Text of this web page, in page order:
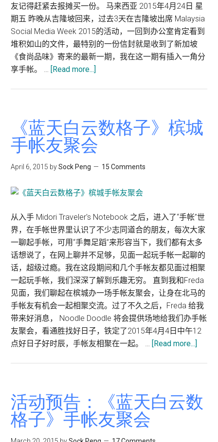
能
成
名？
分
钟
友记得赶紧去报摊买一份。 马来西亚 2015年4月24日 星
期五 昨晚从吉隆坡回来，过去3天在吉隆坡出席 Malaysia
Social Media Week 2015的活动，一回到办公室肯定看到
堆积如山的文件，最特别的一份信封就是收到了新加坡
《食尚品味》寄来的最新一期，我在这一期有插入一角分
享手帐。 … [Read more...]
《食
尚
品
蓝
白
下-
将
短
途
小
旅
行
装
进
手
帐
《蓝天白云数格子》槟城
手帐友聚会
April 6, 2015 bySock Peng 15 Comments
从入手 Midori Traveler's Notebook 之后，进入了“手帐”世
界，在手帐世界里认识了不少志同道合的朋友，每次大家
一聊起手帐，可用“手舞足蹈”来形容当下，我们都有太多
话想说了，在网上聊并不足够，见面一起玩手帐一起聊的
话，超级过瘾。我在这段期间和几个手帐友都见面过相聚
一起玩手帐，我们深深了解到乐趣无穷。 直到我和Freda
见面，我们聊起在槟城办一场手帐友聚会，让身在北马的
手帐友有机会一起相聚交流。过了不久之后，Freda 给我
带来好消息， Noodle Doodle 将会提供场地给我们办手帐
友聚会，看通胜找好日子，铁定了2015年4月4日中午12
点好日子好时辰，手帐友相聚在一起。 … [Read more...]
云
数
活动预告：《蓝天白云数
格子》手帐友聚会